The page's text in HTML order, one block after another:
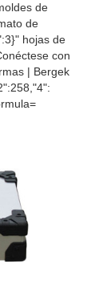
de
de
hojas de
con
| Bergek